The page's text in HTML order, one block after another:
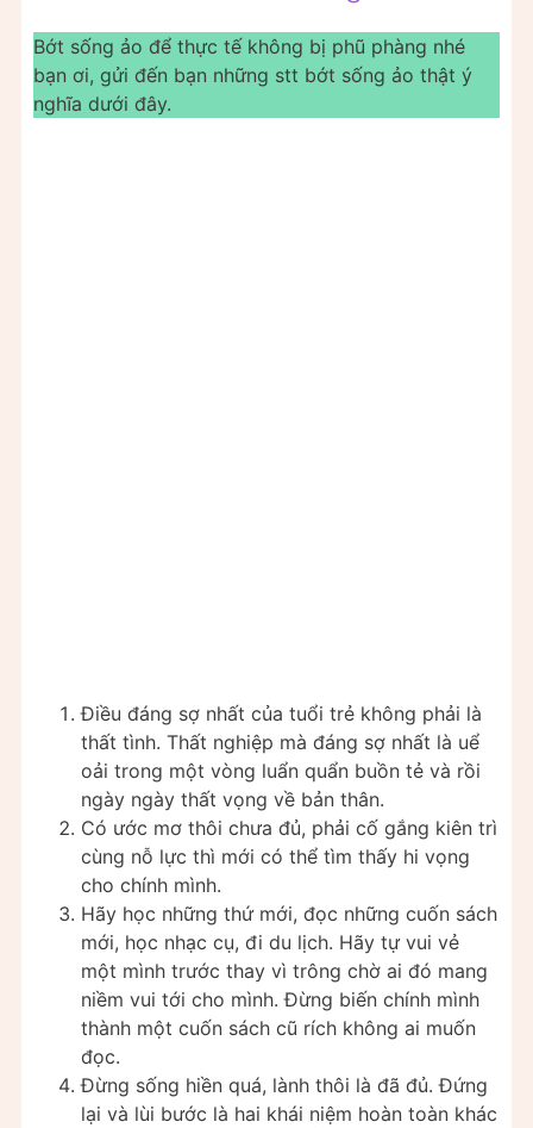
Bớt sống ảo để thực tế không bị phũ phàng nhé
bạn ơi, gửi đến bạn những stt bớt sống ảo thật ý
nghĩa dưới đây.
Điều đáng sợ nhất của tuổi trẻ không phải là
thất tình. Thất nghiệp mà đáng sợ nhất là uể
oải trong một vòng luẩn quẩn buồn tẻ và rồi
ngày ngày thất vọng về bản thân.
Có ước mơ thôi chưa đủ, phải cố gắng kiên trì
cùng nỗ lực thì mới có thể tìm thấy hi vọng
cho chính mình.
Hãy học những thứ mới, đọc những cuốn sách
mới, học nhạc cụ, đi du lịch. Hãy tự vui vẻ
một mình trước thay vì trông chờ ai đó mang
niềm vui tới cho mình. Đừng biến chính mình
thành một cuốn sách cũ rích không ai muốn
đọc.
Đừng sống hiền quá, lành thôi là đã đủ. Đứng
lại và lùi bước là hai khái niệm hoàn toàn khác